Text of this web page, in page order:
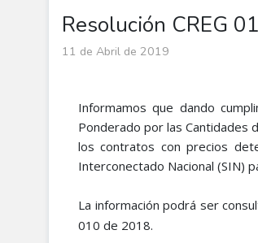
Resolución CREG
11 de Abril de 2019
Informamos que dando
Ponderado por las Cantidades
los contratos con precios
Interconectado Nacional (SIN)
La información podrá ser
010 de 2018.​